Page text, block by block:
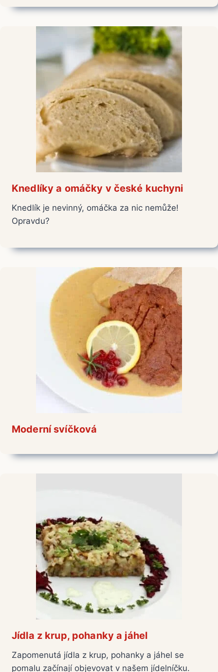
Knedlíky a omáčky v české kuchyni
Knedlík je nevinný, omáčka za nic nemůže!
Opravdu?
Moderní svíčková
Jídla z krup, pohanky a jáhel
Zapomenutá jídla z krup, pohanky a jáhel se
pomalu začínají objevovat v našem jídelníčku.